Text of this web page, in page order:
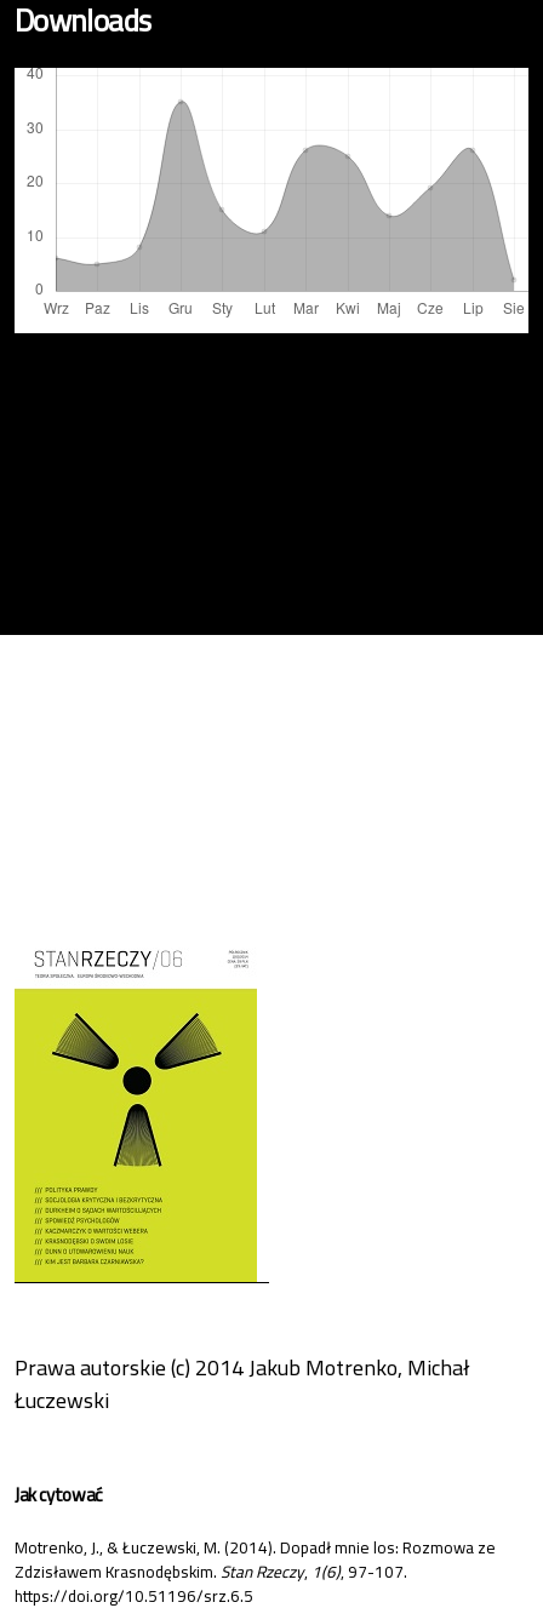
Downloads
Cover image
Prawa autorskie (c) 2014 Jakub Motrenko, Michał
Łuczewski
Jak cytować
Motrenko, J., & Łuczewski, M. (2014). Dopadł mnie los: Rozmowa ze
Zdzisławem Krasnodębskim.Stan Rzeczy, 1(6), 97-107.
https://doi.org/10.51196/srz.6.5